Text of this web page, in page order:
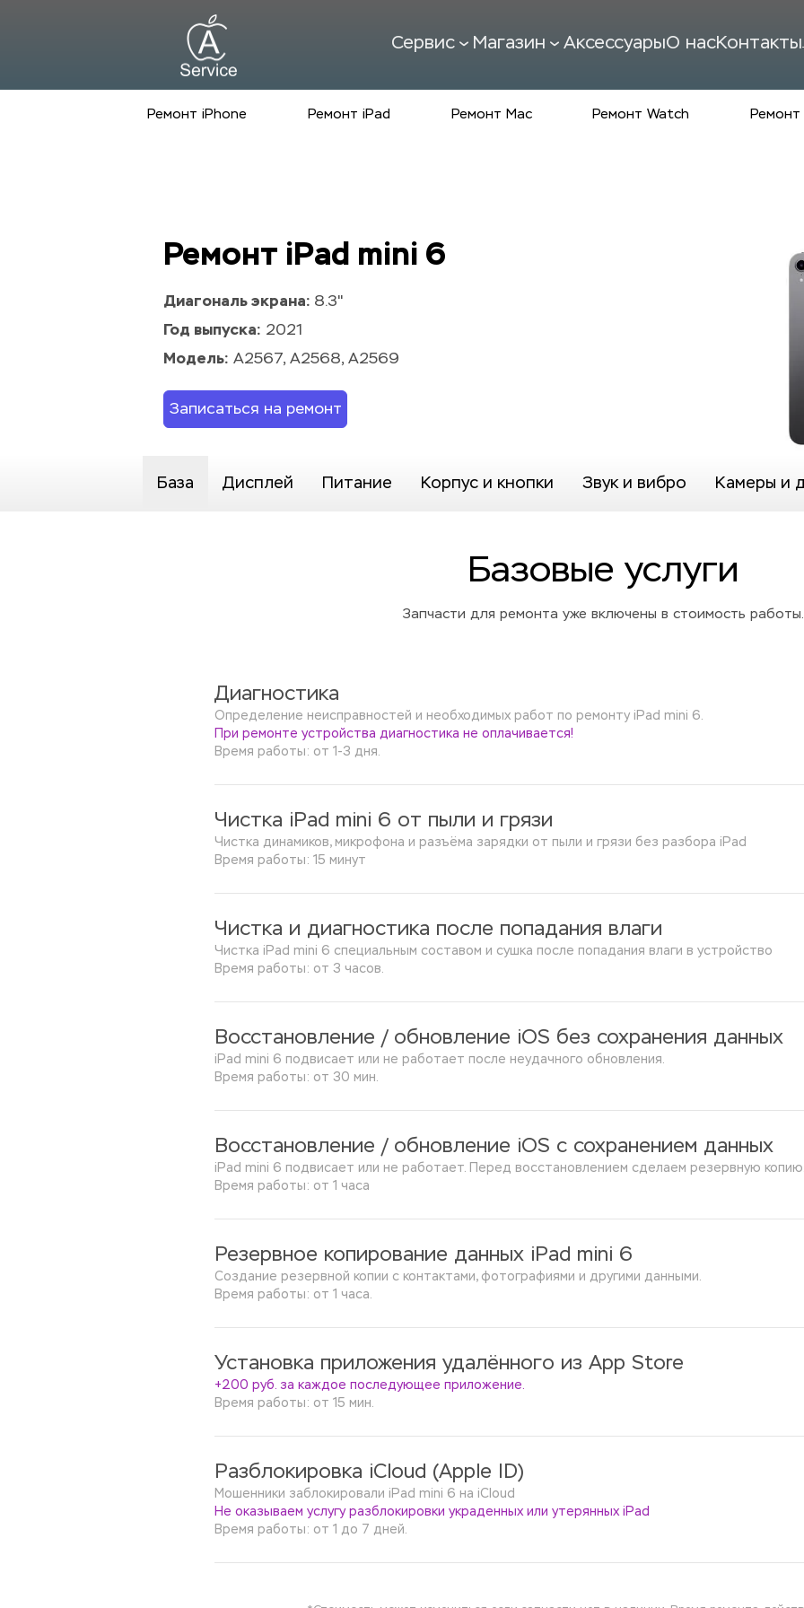
Сервис Магазин АксессуарыО насКонтакты
Ремонт iPhone Ремонт iPad Ремонт Mac Ремонт Watch Ремонт
Ремонт iPad mini 6
Диагональ экрана: 8.3"
Год выпуска: 2021
Модель: A2567, A2568, A2569
Записаться на ремонт
База Дисплей Питание Корпус и кнопки Звук и вибро Камеры и
Базовые услуги
Запчасти для ремонта уже включены в стоимость работы.
Диагностика
Определение неисправностей и необходимых работ по ремонту iPad mini 6.
При ремонте устройства диагностика не оплачивается!
Время работы: от 1-3 дня.
Чистка iPad mini 6 от пыли и грязи
Чистка динамиков, микрофона и разъёма зарядки от пыли и грязи без разбора iPad
Время работы: 15 минут
Чистка и диагностика после попадания влаги
Чистка iPad mini 6 специальным составом и сушка после попадания влаги в устройство
Время работы: от 3 часов.
Восстановление / обновление iOS без сохранения данных
iPad mini 6 подвисает или не работает после неудачного обновления.
Время работы: от 30 мин.
Восстановление / обновление iOS с сохранением данных
iPad mini 6 подвисает или не работает. Перед восстановлением сделаем резервную копию.
Время работы: от 1 часа
Резервное копирование данных iPad mini 6
Создание резервной копии с контактами, фотографиями и другими данными.
Время работы: от 1 часа.
Установка приложения удалённого из App Store
+200 руб. за каждое последующее приложение.
Время работы: от 15 мин.
Разблокировка iCloud (Apple ID)
Мошенники заблокировали iPad mini 6 на iCloud
Не оказываем услугу разблокировки украденных или утерянных iPad
Время работы: от 1 до 7 дней.